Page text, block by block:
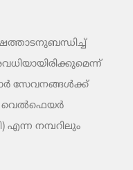
സേവനങ്ങൾക്ക്
വെൽഫെയർ
എന്ന നമ്പറിലും